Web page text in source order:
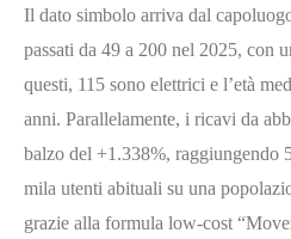
Il dato simbolo arriva dal
passati da 49 a 200 nel 2025, con
questi, 115 sono elettrici e l’età
anni. Parallelamente, i ricavi da
balzo del +1.338%, raggiungendo
mila utenti abituali su una
grazie alla formula low-cost